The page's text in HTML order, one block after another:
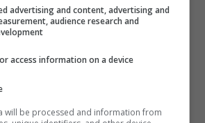
bisogna comunque tenerla
ci sono dei
attenzione
advertising and content, advertising and
audience research and
access information on a device
will be processed and information from